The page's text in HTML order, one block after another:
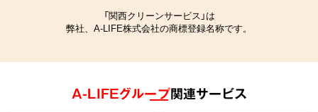
「関西クリーンサービス」は
弊社、A-LIFE株式会社の商標登録名称です。
A-LIFEグループ関連サービス